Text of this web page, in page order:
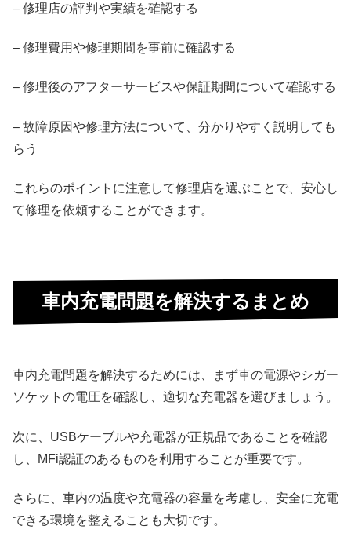
– 修理店の評判や実績を確認する
– 修理費用や修理期間を事前に確認する
– 修理後のアフターサービスや保証期間について確認する
– 故障原因や修理方法について、分かりやすく説明しても
らう
これらのポイントに注意して修理店を選ぶことで、安心し
て修理を依頼することができます。
車内充電問題を解決するまとめ
車内充電問題を解決するためには、まず車の電源やシガー
ソケットの電圧を確認し、適切な充電器を選びましょう。
次に、USBケーブルや充電器が正規品であることを確認
し、MFi認証のあるものを利用することが重要です。
さらに、車内の温度や充電器の容量を考慮し、安全に充電
できる環境を整えることも大切です。